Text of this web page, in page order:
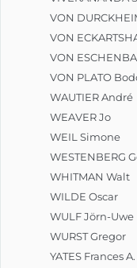
VON
VON
VON
VON PLATO
WAUTIER André
WEAVER Jo
WEIL Simone
WESTENBERG
WHITMAN Walt
WILDE Oscar
WULF Jörn-Uwe
WURST Gregor
YATES Frances A.